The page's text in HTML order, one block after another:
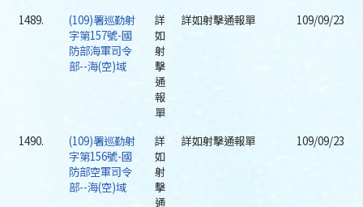
1489.
(109)署巡勤射
字第157號-國
防部海軍司令
部--海(空)域
詳
如
射
擊
通
報
單
詳如射擊通報單 109/09/23
1490.
(109)署巡勤射
字第156號-國
防部空軍司令
部--海(空)域
詳
如
射
擊
通
詳如射擊通報單 109/09/23